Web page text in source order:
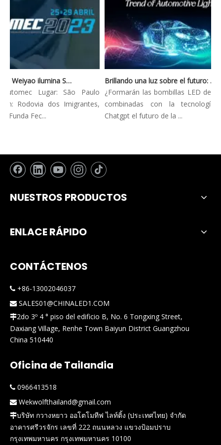
Automec 2023: Weiyao ilumina São Paulo Expo
Lugar: São Paulo
Rodovia dos Imigrantes,
Funda Fec...
Brillando una luz sobre el futuro: tendencias innovadoras en la iluminación automotriz
¿Formarán las bombillas LED de
combinadas con la tecnología
Chatgpt el futuro de la ...
NUESTROS PRODUCTOS
ENLACE RÁPIDO
CONTÁCTENOS
 +86-13002046037
 SALES01@CHINALED1.COM
2do 3º 4 ° piso del edificio B, No. 6 Tongxing Street,
Daxiang Village, Renhe Town Baiyun District Guangzhou
China 510440
Oficina de Tailandia
 0966413518
 Wekwolfthailand@gmail.com
บริษัท กวางหยาว ออโตโมทีฟ ไลท์ติ้ง (ประเทศไทย) จำกัด
อาคารศรีวรจักร เลขที่ 222 ถนนหลวง แขวงป้อมปราบ
กรุงเทพมหานคร กรุงเทพมหานคร 10100